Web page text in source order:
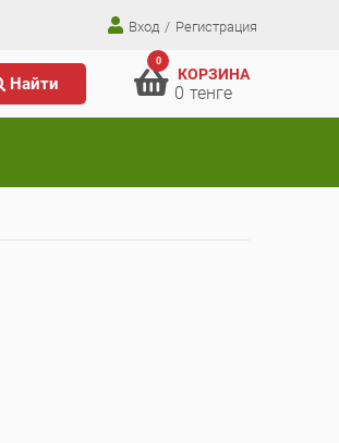
Вход / Регистрация
Найти
0
КОРЗИНА
0 тенге